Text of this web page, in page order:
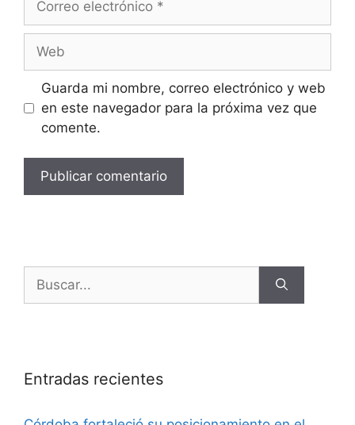
Guarda mi nombre, correo electrónico y web
en este navegador para la próxima vez que
comente.
Entradas recientes